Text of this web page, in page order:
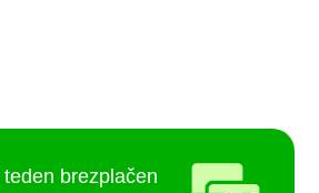
brezplačen